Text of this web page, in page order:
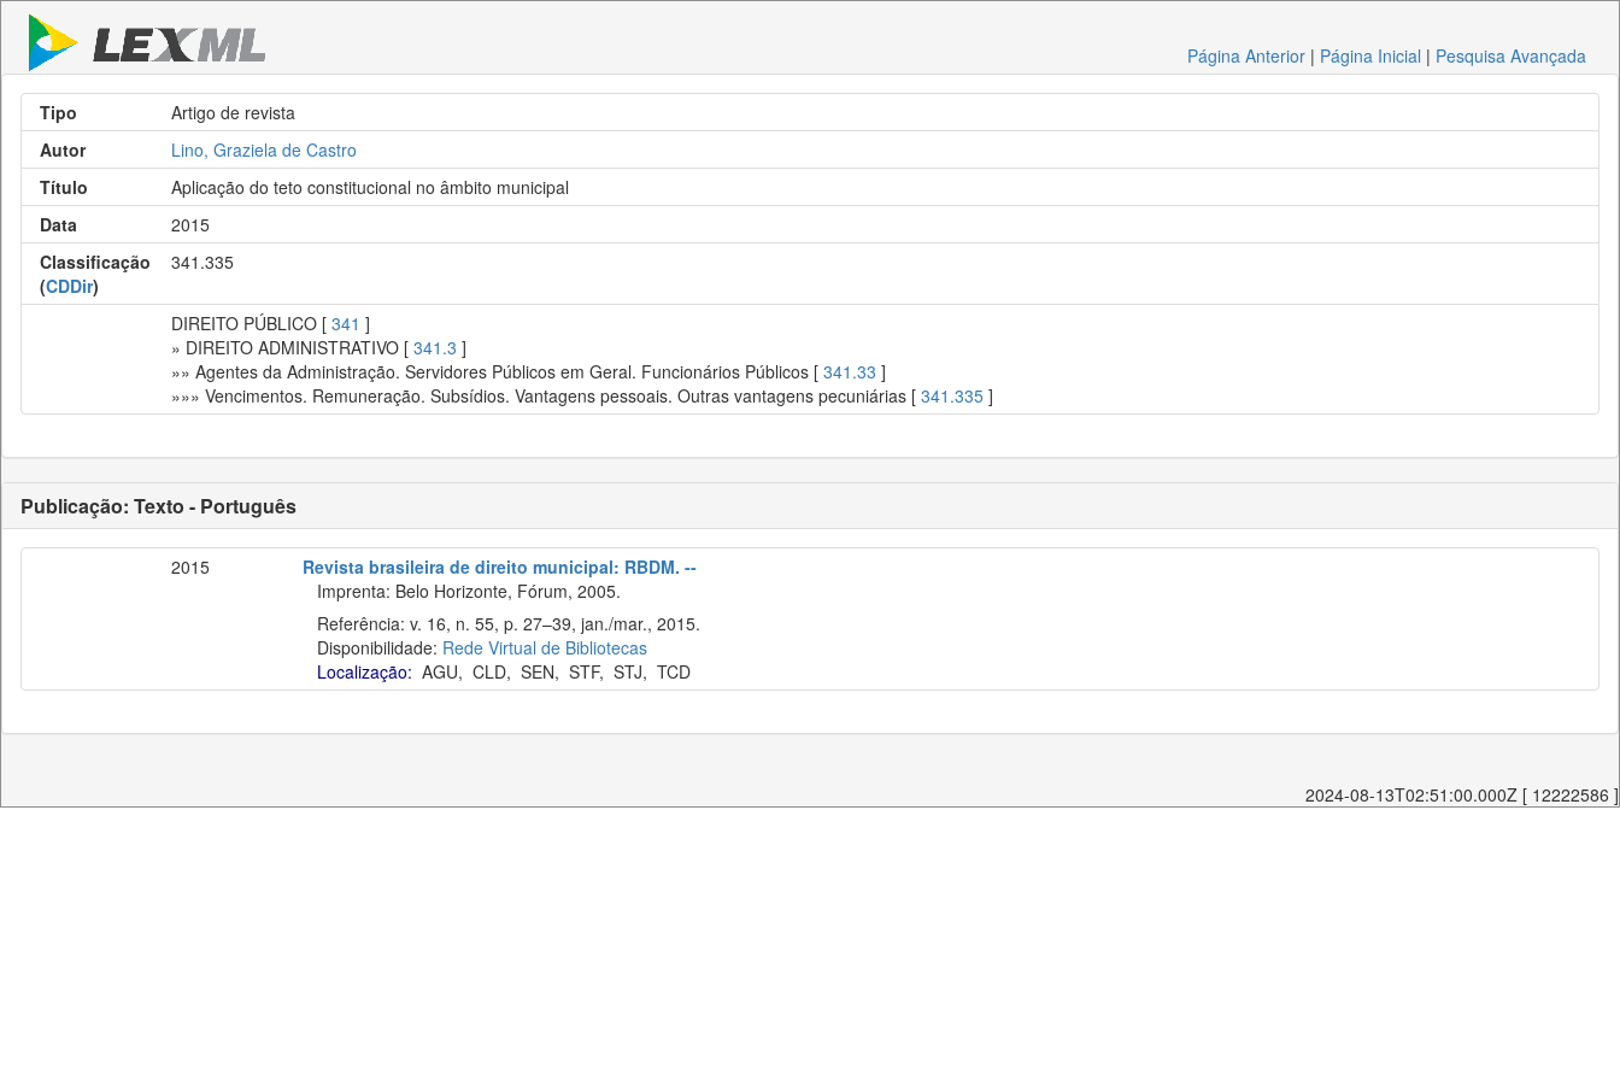
Página Anterior | Página Inicial | Pesquisa Avançada
Tipo
Artigo de revista
Autor
Lino, Graziela de Castro
Título
Aplicação do teto constitucional no âmbito municipal
Data
2015
Classificação
(CDDir)
341.335
DIREITO PÚBLICO [ 341 ]
» DIREITO ADMINISTRATIVO [ 341.3 ]
»» Agentes da Administração. Servidores Públicos em Geral. Funcionários Públicos [ 341.33 ]
»»» Vencimentos. Remuneração. Subsídios. Vantagens pessoais. Outras vantagens pecuniárias [ 341.335 ]
Publicação: Texto - Português
2015
Revista brasileira de direito municipal: RBDM. --
Imprenta: Belo Horizonte, Fórum, 2005.
Referência: v. 16, n. 55, p. 27–39, jan./mar., 2015.
Disponibilidade: Rede Virtual de Bibliotecas
Localização: AGU, CLD, SEN, STF, STJ, TCD
2024-08-13T02:51:00.000Z [ 12222586 ]